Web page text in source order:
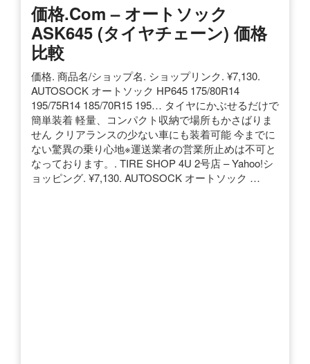
価格.com – オートソック
ASK645 (タイヤチェーン) 価格
比較
価格. 商品名/ショップ名. ショップリンク. ¥7,130.
AUTOSOCK オートソック HP645 175/80R14
195/75R14 185/70R15 195… タイヤにかぶせるだけで
簡単装着 軽量、コンパクト収納で場所もかさばりま
せん クリアランスの少ない車にも装着可能 今までに
ない驚異の乗り心地※運送業者の営業所止めは不可と
なっております。. TIRE SHOP 4U 2号店 – Yahoo!シ
ョッピング. ¥7,130. AUTOSOCK オートソック …